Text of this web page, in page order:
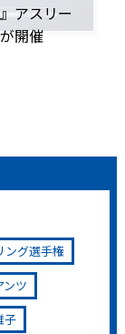
アスリー
開催
ング選手権
ンツ
子